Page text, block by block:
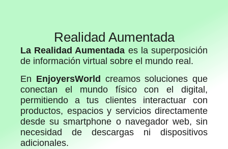
Realidad Aumentada
La Realidad Aumentada es la superposición
de información virtual sobre el mundo real.
En EnjoyersWorld creamos soluciones que
conectan el mundo físico con el digital,
permitiendo a tus clientes interactuar con
productos, espacios y servicios directamente
desde su smartphone o navegador web, sin
necesidad de descargas ni dispositivos
adicionales.